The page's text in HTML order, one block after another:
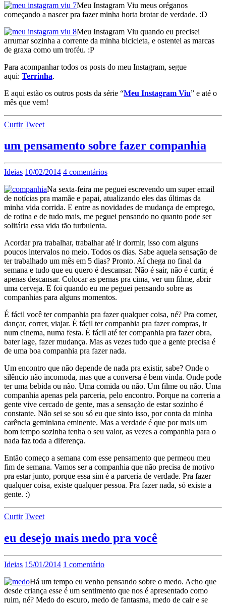
Meu Instagram Viu meus oréganos
começando a nascer pra fazer minha horta brotar de verdade. :D
Meu Instagram Viu quando eu precisei
arrumar sozinha a corrente da minha bicicleta, e ostentei as marcas
de graxa como um troféu. :P
Para acompanhar todos os posts do meu Instagram, segue
aqui: Terrinha.
E aqui estão os outros posts da série “Meu Instagram Viu” e até o
mês que vem!
Curtir Tweet
um pensamento sobre fazer companhia
Ideias 10/02/2014 4 comentários
Na sexta-feira me peguei escrevendo um super email
de notícias pra mamãe e papai, atualizando eles das últimas da
minha vida corrida. E entre as novidades de mudança de emprego,
de rotina e de tudo mais, me peguei pensando no quanto pode ser
solitária essa vida tão turbulenta.
Acordar pra trabalhar, trabalhar até ir dormir, isso com alguns
poucos intervalos no meio. Todos os dias. Sabe aquela sensação de
ter trabalhado um mês em 5 dias? Pronto. Aí chega no final da
semana e tudo que eu quero é descansar. Não é sair, não é curtir, é
apenas descansar. Colocar as pernas pra cima, ver um filme, abrir
uma cerveja. E foi quando eu me peguei pensando sobre as
companhias para alguns momentos.
É fácil você ter companhia pra fazer qualquer coisa, né? Pra comer,
dançar, correr, viajar. É fácil ter companhia pra fazer compras, ir
num cinema, numa festa. É fácil até ter companhia pra fazer obra,
bater lage, fazer mudança. Mas as vezes tudo que a gente precisa é
de uma boa companhia pra fazer nada.
Um encontro que não depende de nada pra existir, sabe? Onde o
silêncio não incomoda, mas que a conversa é bem vinda. Onde pode
ter uma bebida ou não. Uma comida ou não. Um filme ou não. Uma
companhia apenas pela parceria, pelo encontro. Porque na correria a
gente vive cercado de gente, mas a sensação de estar sozinho é
constante. Não sei se sou só eu que sinto isso, por conta da minha
carência geminiana eminente. Mas a verdade é que por mais um
bom tempo sozinha tenha o seu valor, as vezes a companhia para o
nada faz toda a diferença.
Então começo a semana com esse pensamento que permeou meu
fim de semana. Vamos ser a companhia que não precisa de motivo
pra estar junto, porque essa sim é a parceria de verdade. Pra fazer
qualquer coisa, existe qualquer pessoa. Pra fazer nada, só existe a
gente. :)
Curtir Tweet
eu desejo mais medo pra você
Ideias 15/01/2014 1 comentário
Há um tempo eu venho pensando sobre o medo. Acho que
desde criança esse é um sentimento que nos é apresentado como
ruim, né? Medo do escuro, medo de fantasma, medo de cair e se